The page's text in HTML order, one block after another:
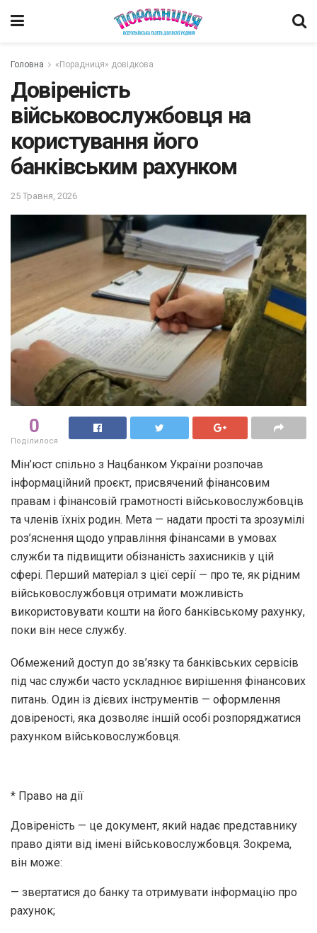
Головна «Порадниця» довідкова
Довіреність
військовослужбовця на
користування його
банківським рахунком
25 Травня, 2026
0
Поділилося
Мін’юст спільно з Нацбанком України розпочав
інформаційний проєкт, присвячений фінансовим
правам і фінансовій грамотності військовослужбовців
та членів їхніх родин. Мета — надати прості та зрозумілі
роз’яснення щодо управління фінансами в умовах
служби та підвищити обізнаність захисників у цій
сфері. Перший матеріал з цієї серії — про те, як рідним
військовослужбовця отримати можливість
використовувати кошти на його банківському рахунку,
поки він несе службу.
Обмежений доступ до зв’язку та банківських сервісів
під час служби часто ускладнює вирішення фінансових
питань. Один із дієвих інструментів — оформлення
довіреності, яка дозволяє іншій особі розпоряджатися
рахунком військовослужбовця.
* Право на дії
Довіреність — це документ, який надає представнику
право діяти від імені військовослужбовця. Зокрема,
він може:
— звертатися до банку та отримувати інформацію про
рахунок;